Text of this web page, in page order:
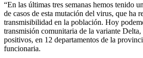
“En las últimas tres semanas hemos tenido
de casos de esta mutación del virus, que ha
transmisibilidad en la población. Hoy
transmisión comunitaria de la variante Delta,
positivos, en 12 departamentos de la
funcionaria.